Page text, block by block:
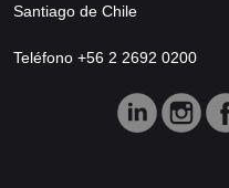
Santiago de Chile
Teléfono +56 2 2692 0200